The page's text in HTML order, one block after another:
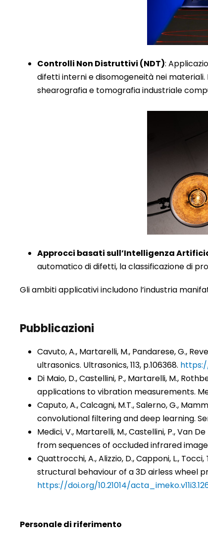
Controlli Non Distruttivi (NDT):
difetti interni e disomogeneità nei
shearografia e tomografia industriale
Approcci basati sull’Intelligenza
automatico di difetti, la classificazione di
Gli ambiti applicativi includono l’industria
Pubblicazioni
Cavuto, A., Martarelli, M., Pandarese, G.,
ultrasonics. Ultrasonics, 113, p.106368. https://
Di Maio, D., Castellini, P., Martarelli, M.,
applications to vibration measurements.
Caputo, A., Calcagni, M.T., Salerno, G.,
convolutional filtering and deep learning.
Medici, V., Martarelli, M., Castellini, P., Van
from sequences of occluded infrared
Quattrocchi, A., Alizzio, D., Capponi, L.,
structural behaviour of a 3D airless wheel
https://doi.org/10.21014/
Personale di riferimento